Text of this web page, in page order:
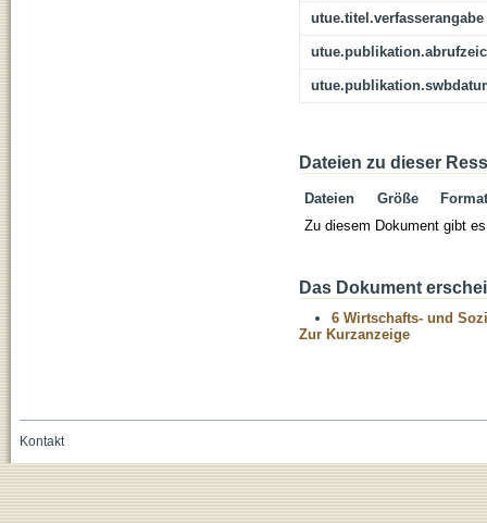
utue.titel.verfasserangabe
Dateien zu dieser
Dateien Größe
Format
Zu diesem Dokument gibt
Das Dokument
6 Wirtschafts- und
Zur Kurzanzeige
Kontakt